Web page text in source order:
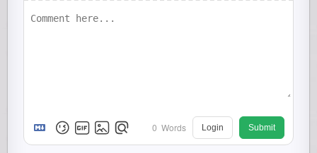
0 Words Login Submit